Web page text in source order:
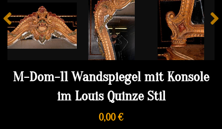
M-Dom-11 Wandspiegel mit Konsole
im Louis Quinze Stil
0,00 €